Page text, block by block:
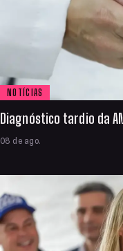
NOTÍCIAS
Diagnóstico tardio da
08 de ago.